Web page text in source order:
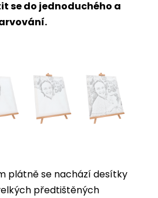
se do jednoduchého a
plátně se nachází desítky
předtištěných